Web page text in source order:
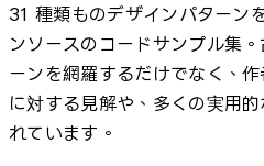
31 種類ものデザインパターン
ンソースのコードサンプル集
ーンを網羅するだけでなく、
に対する見解や、多くの実用
れています。